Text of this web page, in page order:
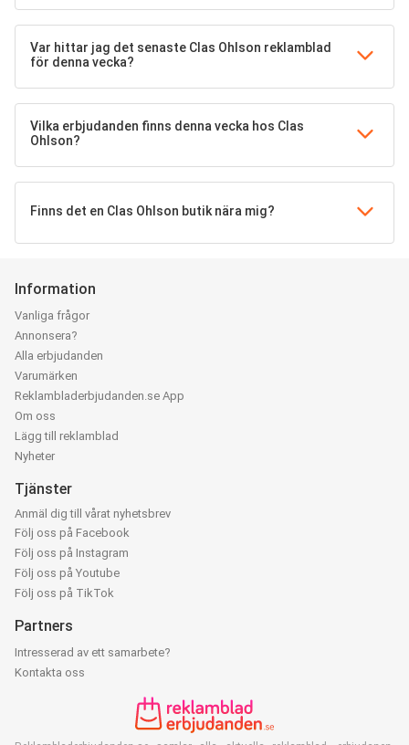
Var hittar jag det senaste Clas Ohlson reklamblad
för denna vecka?
Vilka erbjudanden finns denna vecka hos Clas
Ohlson?
Finns det en Clas Ohlson butik nära mig?
Information
Vanliga frågor
Annonsera?
Alla erbjudanden
Varumärken
Reklambladerbjudanden.se App
Om oss
Lägg till reklamblad
Nyheter
Tjänster
Anmäl dig till vårat nyhetsbrev
Följ oss på Facebook
Följ oss på Instagram
Följ oss på Youtube
Följ oss på TikTok
Partners
Intresserad av ett samarbete?
Kontakta oss